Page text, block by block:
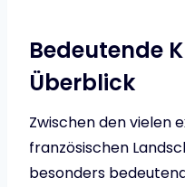
Bedeutende
Überblick
Zwischen den vielen
französischen
besonders